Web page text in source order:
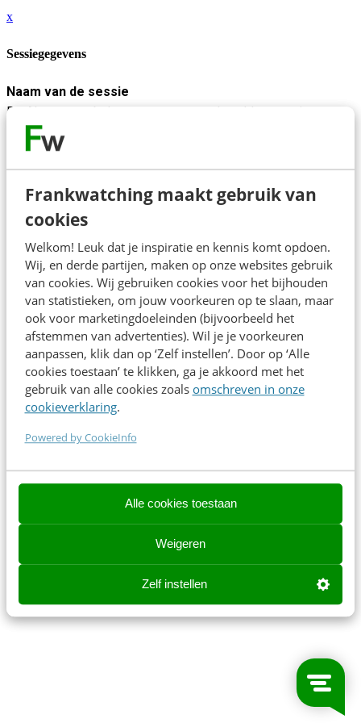
Frankwatching maakt gebruik van
cookies
Welkom! Leuk dat je inspiratie en kennis komt opdoen.
Wij, en derde partijen, maken op onze websites gebruik
van cookies. Wij gebruiken cookies voor het bijhouden
van statistieken, om jouw voorkeuren op te slaan, maar
ook voor marketingdoeleinden (bijvoorbeeld het
afstemmen van advertenties). Wil je je voorkeuren
aanpassen, klik dan op ‘Zelf instellen’. Door op ‘Alle
cookies toestaan’ te klikken, ga je akkoord met het
gebruik van alle cookies zoals omschreven in onze
cookieverklaring.
Powered by CookieInfo
Alle cookies toestaan
Weigeren
Zelf instellen
x
Sessiegegevens
Naam van de sessie
De AI-spagaat: balanceren tussen tech en klantervaring
Beschrijving
mogelijk vooroplopen, de ander trapt liever op de rem.
Ondertussen verwacht de directie actie en lijkt de concurrent
alweer een stap verder. Maar de klant beoordeelt niet jouw
technologie, die beoordeelt de ervaring die je biedt.
In deze keynote houdt Bernard Steenbergen zowel
vooroplopers als twijfelaars een spiegel voor. Hij verkent het
snijvlak tussen AI-ontwikkelingen en klantbeleving. Waar
eindigt de hype en begint de echte waarde? Welk fundament
heb je nodig voordat AI je dienstverlening écht verbetert?
Nadat Bernard je een spiegel heeft voorgehouden, volgt een
interactieve Q&A onder leiding van dagvoorzitter Tom Jessen.
#klantcontact #operatie #innovatie
Tijd